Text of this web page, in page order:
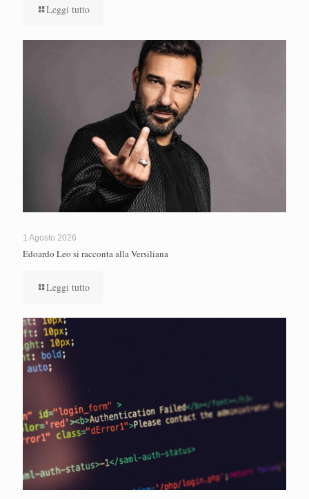
Leggi tutto
1 Agosto 2026
Edoardo Leo si racconta alla Versiliana
Leggi tutto